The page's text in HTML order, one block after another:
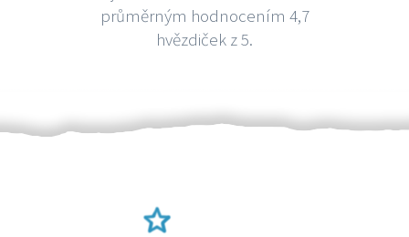
průměrným hodnocením 4,7
hvězdiček z 5.